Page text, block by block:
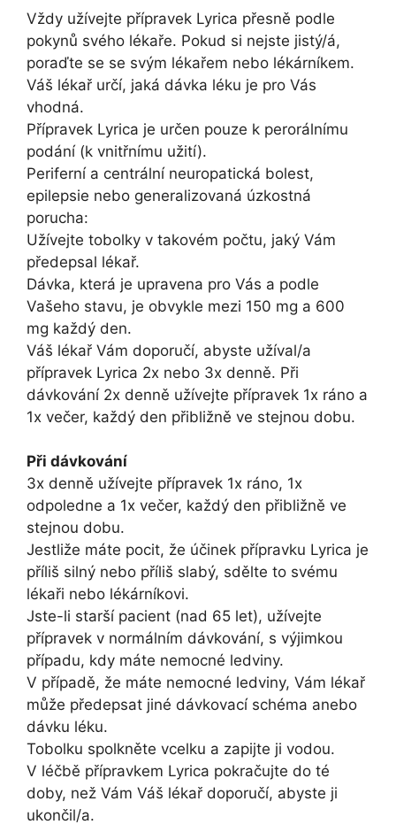
Vždy užívejte přípravek Lyrica přesně podle
pokynů svého lékaře. Pokud si nejste jistý/á,
poraďte se se svým lékařem nebo lékárníkem.
Váš lékař určí, jaká dávka léku je pro Vás
vhodná.
Přípravek Lyrica je určen pouze k perorálnímu
podání (k vnitřnímu užití).
Periferní a centrální neuropatická bolest,
epilepsie nebo generalizovaná úzkostná
porucha:
Užívejte tobolky v takovém počtu, jaký Vám
předepsal lékař.
Dávka, která je upravena pro Vás a podle
Vašeho stavu, je obvykle mezi 150 mg a 600
mg každý den.
Váš lékař Vám doporučí, abyste užíval/a
přípravek Lyrica 2x nebo 3x denně. Při
dávkování 2x denně užívejte přípravek 1x ráno a
1x večer, každý den přibližně ve stejnou dobu.
Při dávkování
3x denně užívejte přípravek 1x ráno, 1x
odpoledne a 1x večer, každý den přibližně ve
stejnou dobu.
Jestliže máte pocit, že účinek přípravku Lyrica je
příliš silný nebo příliš slabý, sdělte to svému
lékaři nebo lékárníkovi.
Jste-li starší pacient (nad 65 let), užívejte
přípravek v normálním dávkování, s výjimkou
případu, kdy máte nemocné ledviny.
V případě, že máte nemocné ledviny, Vám lékař
může předepsat jiné dávkovací schéma anebo
dávku léku.
Tobolku spolkněte vcelku a zapijte ji vodou.
V léčbě přípravkem Lyrica pokračujte do té
doby, než Vám Váš lékař doporučí, abyste ji
ukončil/a.